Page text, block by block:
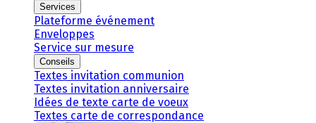
Services
Plateforme événement
Enveloppes
Service sur mesure
Conseils
Textes invitation communion
Textes invitation anniversaire
Idées de texte carte de voeux
Textes carte de correspondance